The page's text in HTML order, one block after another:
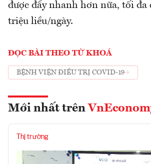
được đẩy nhanh hơn nữa, tối đa
triệu liều/ngày.
ĐỌC BÀI THEO TỪ KHOÁ
BỆNH VIỆN ĐIỀU TRỊ COVID-19
Mới nhất trên
Thị trường